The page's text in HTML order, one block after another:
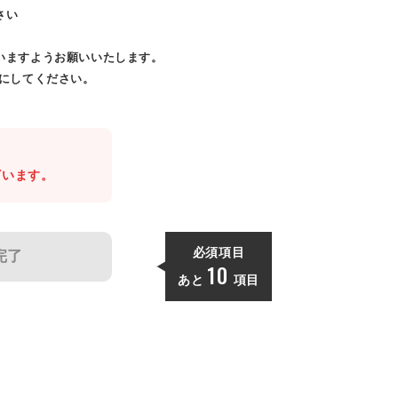
い
すようお願いいたします。
してください。
ます。
了 必須項目
あと 10 項目